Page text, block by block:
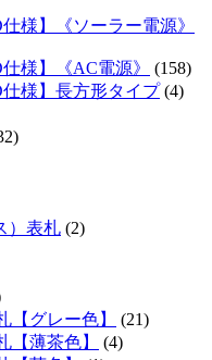
様】《ソーラー電源》
様】《AC電源》
(158)
様】長方形タイプ(4)
）表札 (2)
【グレー色】
(21)
【薄茶色】
(4)